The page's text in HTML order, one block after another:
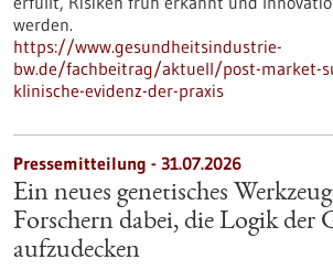
werden.
https://www.gesundheitsindustrie-
bw.de/fachbeitrag/aktuell/post-market-
klinische-evidenz-der-praxis
Pressemitteilung - 31.07.2026
Ein neues genetisches
Forschern dabei, die Logik der
aufzudecken